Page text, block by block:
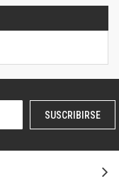
SUSCRIBIRSE